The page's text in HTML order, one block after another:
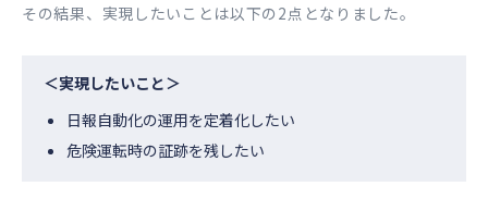
その結果、実現したいことは以下の2点となりました。
＜実現したいこと＞
日報自動化の運用を定着化したい
危険運転時の証跡を残したい